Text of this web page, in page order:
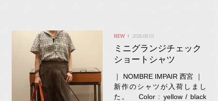
2026.08.03
ミニグランジチェック
ショートシャツ
｜ NOMBRE IMPAIR 西宮 ｜
新作のシャツが入荷しまし
た。 Color : yellow / black